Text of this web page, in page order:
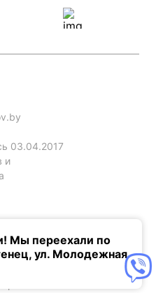
03.04.2017
и
Мы переехали по
ул. Молодежная,